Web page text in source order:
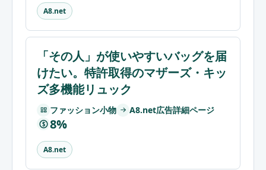
A8.net
「その人」が使いやすいバッグを届
けたい。特許取得のマザーズ・キッ
ズ多機能リュック
ファッション小物 A8.net広告詳細ページ
$ 8%
A8.net